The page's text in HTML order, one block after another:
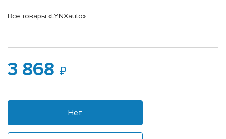
Все товары «LYNXauto»
3 868
Нет